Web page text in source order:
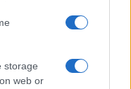
storage
web or